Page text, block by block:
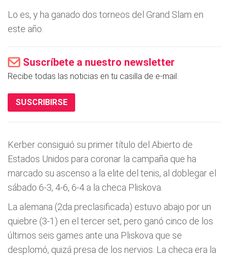
Lo es, y ha ganado dos torneos del Grand Slam en
este año.
Suscríbete a nuestro newsletter
Recibe todas las noticias en tu casilla de e-mail.
SUSCRIBIRSE
Kerber consiguió su primer título del Abierto de
Estados Unidos para coronar la campaña que ha
marcado su ascenso a la elite del tenis, al doblegar el
sábado 6-3, 4-6, 6-4 a la checa Pliskova.
La alemana (2da preclasificada) estuvo abajo por un
quiebre (3-1) en el tercer set, pero ganó cinco de los
últimos seis games ante una Pliskova que se
desplomó, quizá presa de los nervios. La checa era la